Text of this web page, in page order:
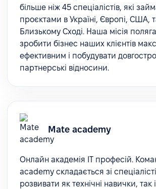
більше ніж 45 спеціалістів, які
проєктами в Україні, Європі, США,
Близькому Сході. Наша місія
зробити бізнес наших клієнтів
ефективним і побудувати
партнерські відносини.
Mate academy
Онлайн академія ІТ професій.
academy складається зі
розвивати як технічні навички, так